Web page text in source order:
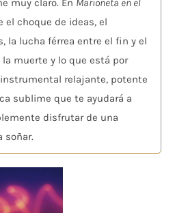
muy claro. En Marioneta en el
el choque de ideas, el
la lucha férrea entre el fin y el
muerte y lo que está por
relajante, potente
sublime que te ayudará a
disfrutar de una
soñar.